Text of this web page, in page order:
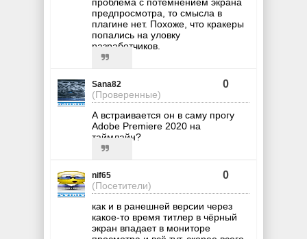
предпросмотра, то смысла в
плагине нет. Похоже, что кракеры
попались на уловку
разработчиков.
Sana82
(Проверенные)
0
А встраивается он в саму прогу
Adobe Premiere 2020 на
таймлайн?
nif65
(Посетители)
0
как и в ранешней версии через
какое-то время титлер в чёрный
экран впадает в мониторе